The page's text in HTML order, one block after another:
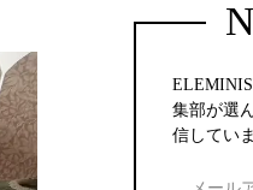
集部が選
信していま